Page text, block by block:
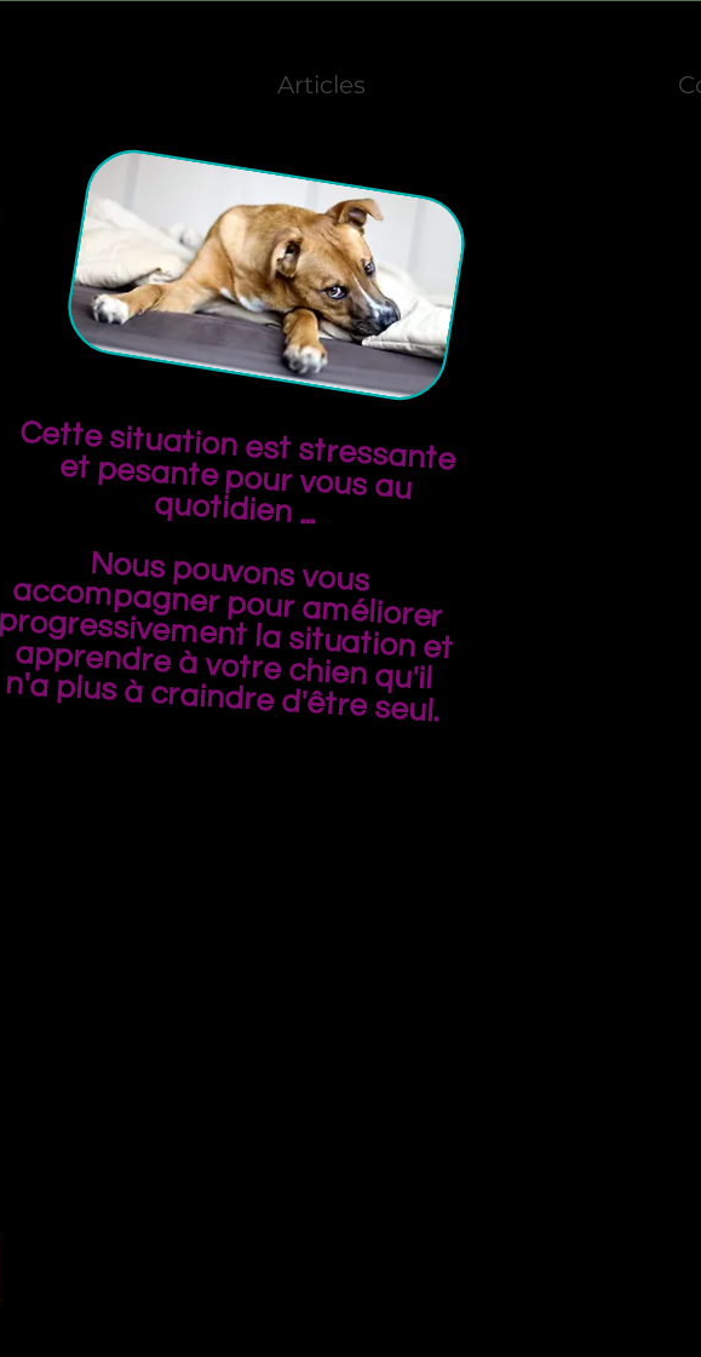
Articles
Cette situation est stressante
et pesante pour vous au
quotidien ...
Nous pouvons vous
accompagner pour améliorer
progressivement la situation et
apprendre à votre chien qu'il
n'a plus à craindre d'être seul.